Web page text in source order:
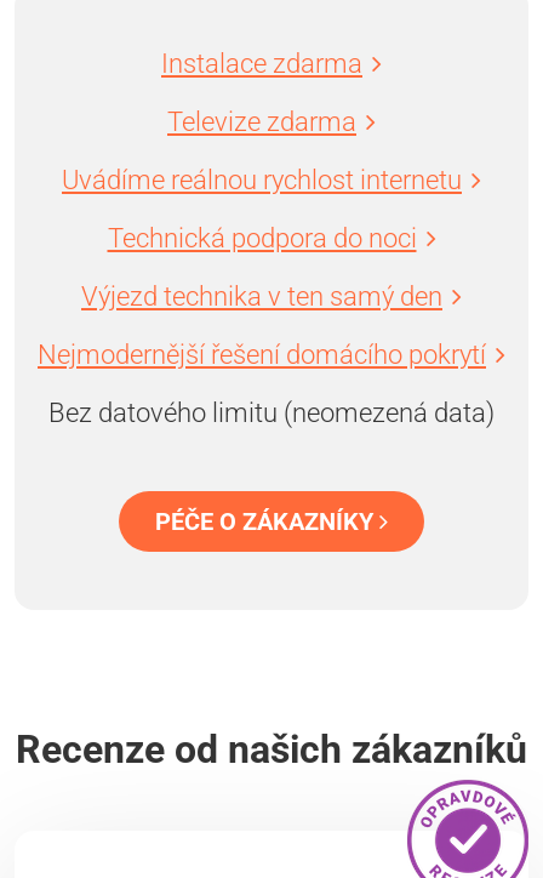
Instalace zdarma
Televize zdarma
Uvádíme reálnou rychlost internetu
Technická podpora do noci
Výjezd technika v ten samý den
Nejmodernější řešení domácího pokrytí
Bez datového limitu (neomezená data)
PÉČE O ZÁKAZNÍKY
Recenze od našich zákazníků